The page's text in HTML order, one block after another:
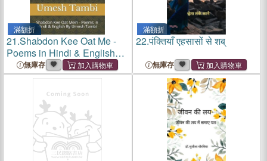
滿額折
21.Shabdon Kee Oat Me -
Poems in Hindi & English
By Umesh Tambi: शब्दों की ओट
मे&
無庫存
滿額折
22.पंक्तियाँ एहसासों से शब्
無庫存